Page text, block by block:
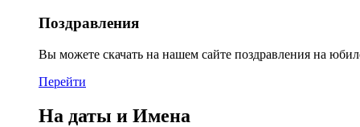
Поздравления
Вы можете скачать на нашем сайте поздравления на
Перейти
На даты и Имена